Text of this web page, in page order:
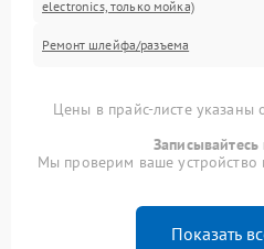
electronics, только мойка)
Ремонт шлейфа/разъема
Цены в прайс-листе указаны
Мы проверим ваше устройство
Показать